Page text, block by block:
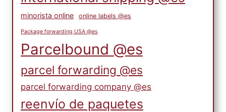
minorista online online labels @es
Package forwarding USA @es
Parcelbound @es
parcel forwarding @es
parcel forwarding company @es
reenvío de paquetes